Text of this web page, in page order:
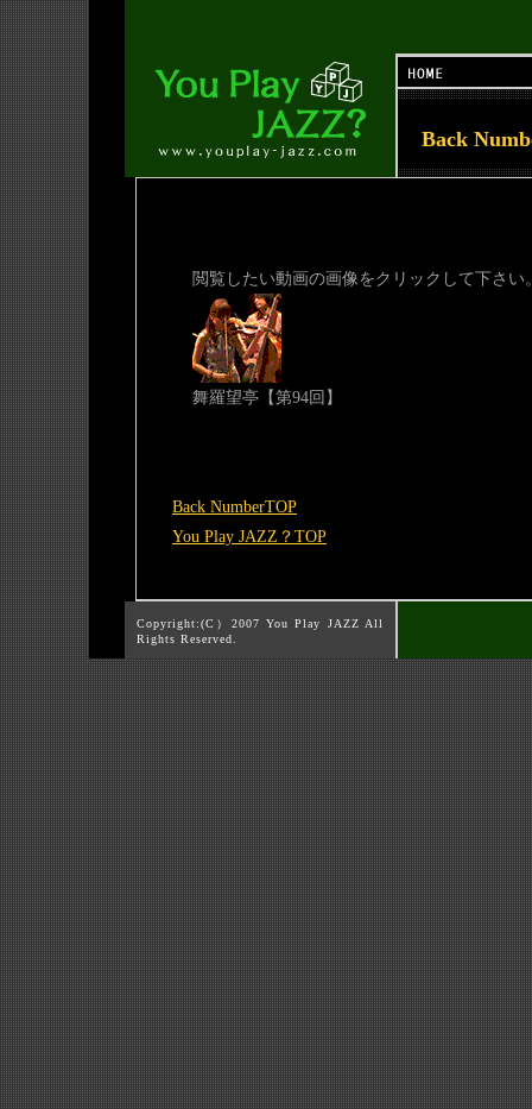
Back
閲覧したい動画の画像をクリックして下さい
舞羅望亭【第94回】
Back NumberTOP
You Play JAZZ？TOP
Copyright:(C）2007 You Play JAZZ All
Rights Reserved.